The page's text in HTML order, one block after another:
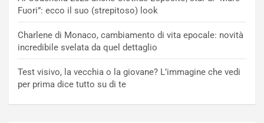
Fuori”: ecco il suo (strepitoso) look
Charlene di Monaco, cambiamento di vita epocale: novità
incredibile svelata da quel dettaglio
Test visivo, la vecchia o la giovane? L’immagine che vedi
per prima dice tutto su di te